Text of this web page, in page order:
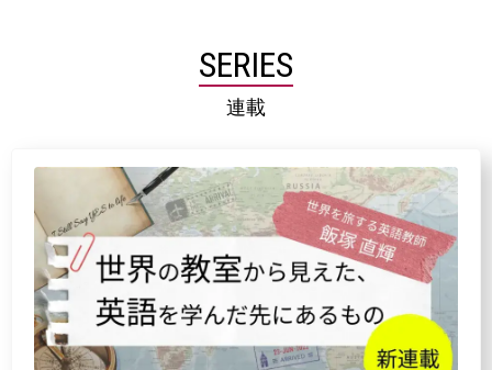
SERIES
連載